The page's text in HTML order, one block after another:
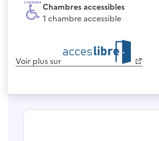
Chambres accessibles
1 chambre accessible
Voir plus sur